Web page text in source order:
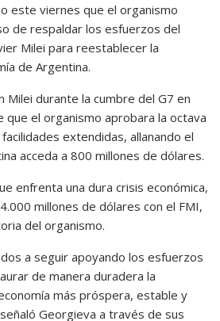
este viernes que el organismo
de respaldar los esfuerzos del
Milei para reestablecer la
de Argentina.
Milei durante la cumbre del G7 en
que el organismo aprobara la octava
extendidas, allanando el
acceda a 800 millones de dólares.
enfrenta una dura crisis económica,
millones de dólares con el FMI,
del organismo.
a seguir apoyando los esfuerzos
de manera duradera la
más próspera, estable y
Georgieva a través de sus